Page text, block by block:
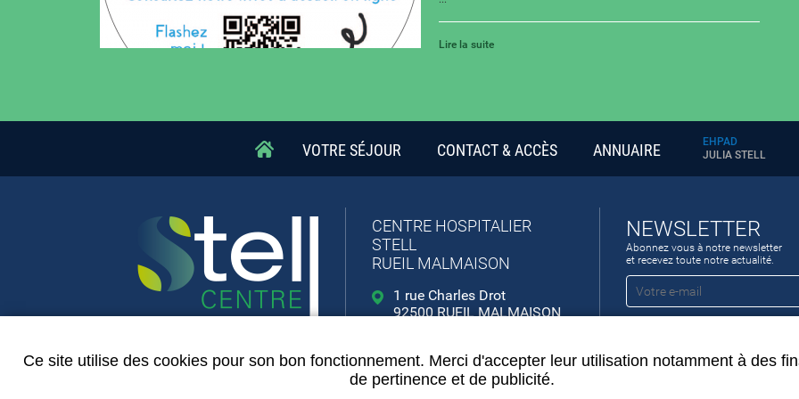
Lire la suite
VOTRE SÉJOUR CONTACT & ACCÈS ANNUAIRE
EHPAD
JULIA STELL
CENTRE HOSPITALIER
STELL
RUEIL MALMAISON
1 rue Charles Drot
92500 RUEIL MALMAISON
NEWSLETTER
Abonnez vous à notre newsletter
et recevez toute notre actualité.
Ce site utilise des cookies pour son bon fonctionnement. Merci d'accepter leur utilisation notamment à des
de pertinence et de publicité.